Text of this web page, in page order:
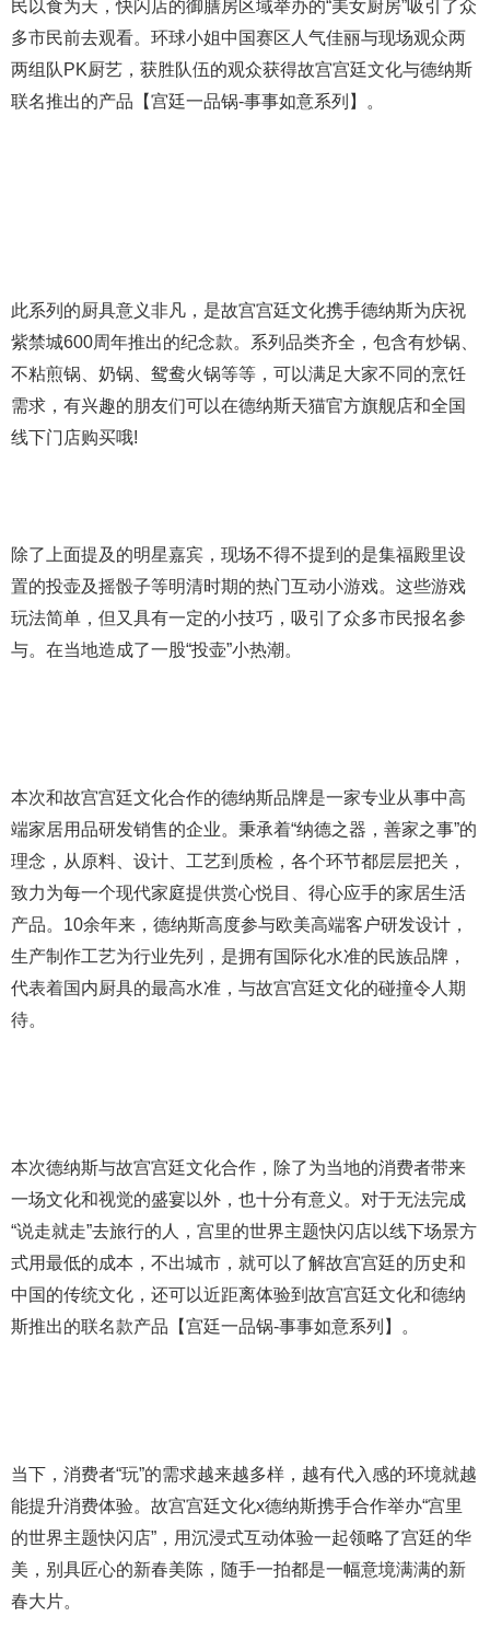
民以食为天，快闪店的御膳房区域举办的“美女厨房”吸引了众
多市民前去观看。环球小姐中国赛区人气佳丽与现场观众两
两组队PK厨艺，获胜队伍的观众获得故宫宫廷文化与德纳斯
联名推出的产品【宫廷一品锅-事事如意系列】。
此系列的厨具意义非凡，是故宫宫廷文化携手德纳斯为庆祝
紫禁城600周年推出的纪念款。系列品类齐全，包含有炒锅、
不粘煎锅、奶锅、鸳鸯火锅等等，可以满足大家不同的烹饪
需求，有兴趣的朋友们可以在德纳斯天猫官方旗舰店和全国
线下门店购买哦!
除了上面提及的明星嘉宾，现场不得不提到的是集福殿里设
置的投壶及摇骰子等明清时期的热门互动小游戏。这些游戏
玩法简单，但又具有一定的小技巧，吸引了众多市民报名参
与。在当地造成了一股“投壶”小热潮。
本次和故宫宫廷文化合作的德纳斯品牌是一家专业从事中高
端家居用品研发销售的企业。秉承着“纳德之器，善家之事”的
理念，从原料、设计、工艺到质检，各个环节都层层把关，
致力为每一个现代家庭提供赏心悦目、得心应手的家居生活
产品。10余年来，德纳斯高度参与欧美高端客户研发设计，
生产制作工艺为行业先列，是拥有国际化水准的民族品牌，
代表着国内厨具的最高水准，与故宫宫廷文化的碰撞令人期
待。
本次德纳斯与故宫宫廷文化合作，除了为当地的消费者带来
一场文化和视觉的盛宴以外，也十分有意义。对于无法完成
“说走就走”去旅行的人，宫里的世界主题快闪店以线下场景方
式用最低的成本，不出城市，就可以了解故宫宫廷的历史和
中国的传统文化，还可以近距离体验到故宫宫廷文化和德纳
斯推出的联名款产品【宫廷一品锅-事事如意系列】。
当下，消费者“玩”的需求越来越多样，越有代入感的环境就越
能提升消费体验。故宫宫廷文化x德纳斯携手合作举办“宫里
的世界主题快闪店”，用沉浸式互动体验一起领略了宫廷的华
美，别具匠心的新春美陈，随手一拍都是一幅意境满满的新
春大片。